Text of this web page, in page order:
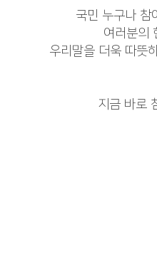
국민 누구나 참
여러분의
우리말을 더욱 따뜻
지금 바로